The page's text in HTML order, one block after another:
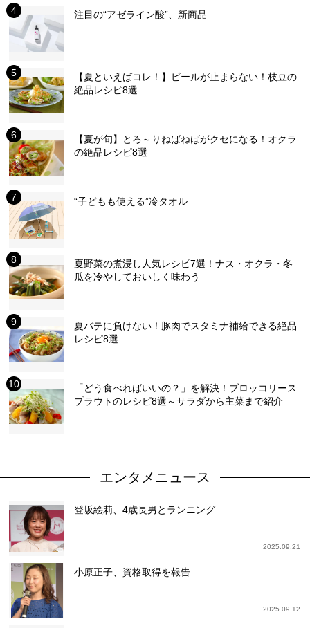
注目の“アゼライン酸”、新商品
【夏といえばコレ！】ビールが止まらない！枝豆の
絶品レシピ8選
【夏が旬】とろ～りねばねばがクセになる！オクラ
の絶品レシピ8選
“子どもも使える”冷タオル
夏野菜の煮浸し人気レシピ7選！ナス・オクラ・冬
瓜を冷やしておいしく味わう
夏バテに負けない！豚肉でスタミナ補給できる絶品
レシピ8選
「どう食べればいいの？」を解決！ブロッコリース
プラウトのレシピ8選～サラダから主菜まで紹介
エンタメニュース
登坂絵莉、4歳長男とランニング
2025.09.21
小原正子、資格取得を報告
2025.09.12